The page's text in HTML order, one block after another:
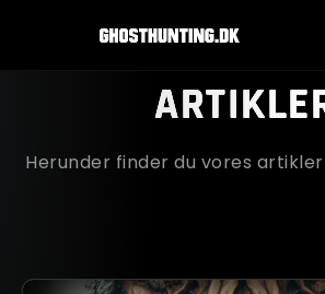
Herunder finder du vores